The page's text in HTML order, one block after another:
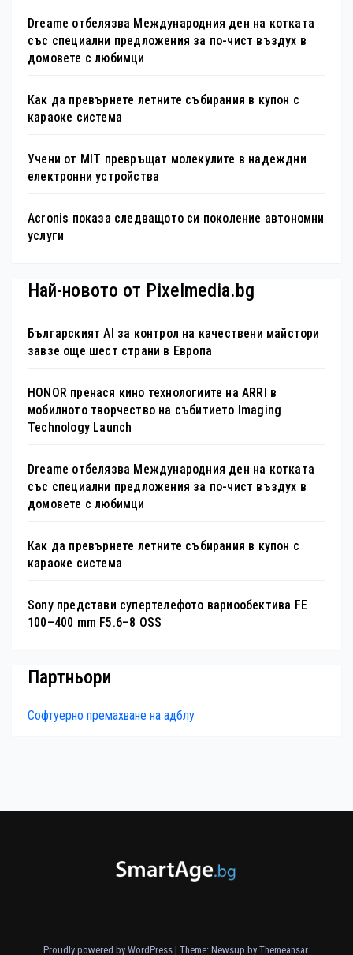
Dreame отбелязва Международния ден на котката
със специални предложения за по-чист въздух в
домовете с любимци
Как да превърнете летните събирания в купон с
караоке система
Учени от MIT превръщат молекулите в надеждни
електронни устройства
Acronis показа следващото си поколение автономни
услуги
Най-новото от Pixelmedia.bg
Българският AI за контрол на качествени майстори
завзе още шест страни в Европа
HONOR пренася кино технологиите на ARRI в
мобилното творчество на събитието Imaging
Technology Launch
Dreame отбелязва Международния ден на котката
със специални предложения за по-чист въздух в
домовете с любимци
Как да превърнете летните събирания в купон с
караоке система
Sony представи супертелефото вариообектива FE
100–400 mm F5.6–8 OSS
Партньори
Софтуерно премахване на адблу
Proudly powered by WordPress | Theme: Newsup by Themeansar.